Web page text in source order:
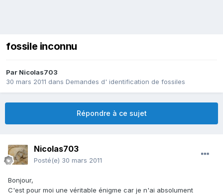
fossile inconnu
Par Nicolas703
30 mars 2011 dans Demandes d' identification de fossiles
Répondre à ce sujet
Nicolas703
Posté(e) 30 mars 2011
Bonjour,
C'est pour moi une véritable énigme car je n'ai absolument